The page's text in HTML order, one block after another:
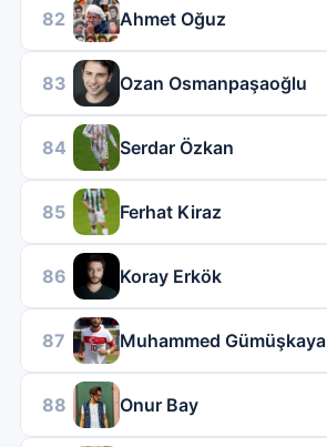
82 Ahmet Oğuz
83 Ozan Osmanpaşaoğlu
84 Serdar Özkan
85 Ferhat Kiraz
86 Koray Erkök
87 Muhammed Gümüşkaya
88 Onur Bay